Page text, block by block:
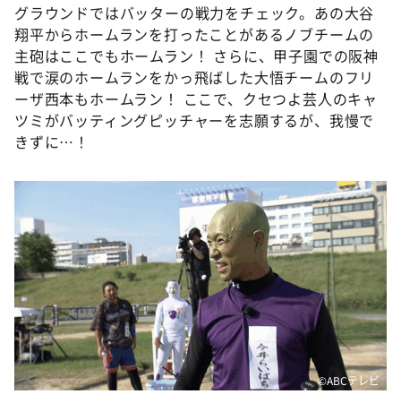
グラウンドではバッターの戦力をチェック。あの大谷
翔平からホームランを打ったことがあるノブチームの
主砲はここでもホームラン！ さらに、甲子園での阪神
戦で涙のホームランをかっ飛ばした大悟チームのフリ
ーザ西本もホームラン！ ここで、クセつよ芸人のキャ
ツミがバッティングピッチャーを志願するが、我慢で
きずに…！
©ABCテレビ